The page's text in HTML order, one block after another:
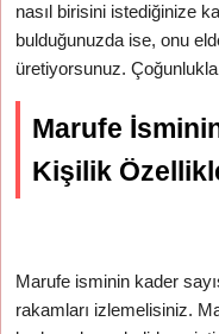
nasıl birisini istediğinize
bulduğunuzda ise, onu
üretiyorsunuz.
Marufe
Kişilik
Marufe isminin kader
rakamları izlemelisiniz.